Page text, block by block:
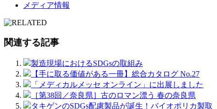
メディア情報
関連する記事
製造現場におけるSDGsの取組み
【手に取る価値がある一冊】総合カタログ No.27
「メディカルメッセ オンライン」に出展しました
［第38回／奈良県］古のロマン漂う 春の奈良県
タキゲンのSDGs配慮製品が誕生！バイオポリカ製取